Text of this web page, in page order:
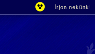
Írjon nekünk!